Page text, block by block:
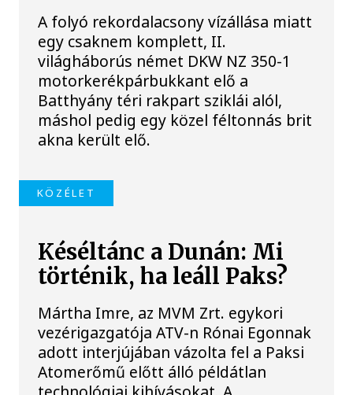
A folyó rekordalacsony vízállása miatt
egy csaknem komplett, II.
világháborús német DKW NZ 350-1
motorkerékpárbukkant elő a
Batthyány téri rakpart sziklái alól,
máshol pedig egy közel féltonnás brit
akna került elő.
KÖZÉLET
Késéltánc a Dunán: Mi
történik, ha leáll Paks?
Mártha Imre, az MVM Zrt. egykori
vezérigazgatója ATV-n Rónai Egonnak
adott interjújában vázolta fel a Paksi
Atomerőmű előtt álló példátlan